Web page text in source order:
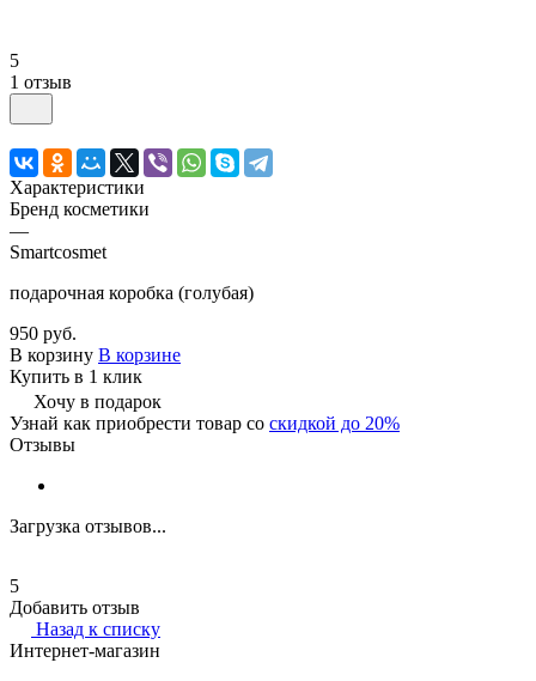
5
1 отзыв
Характеристики
Бренд косметики
—
Smartcosmet
подарочная коробка (голубая)
950 руб.
В корзину В корзине
Купить в 1 клик
Хочу в подарок
Узнай как приобрести товар со скидкой до 20%
Отзывы
Загрузка отзывов...
5
Добавить отзыв
Назад к списку
Интернет-магазин